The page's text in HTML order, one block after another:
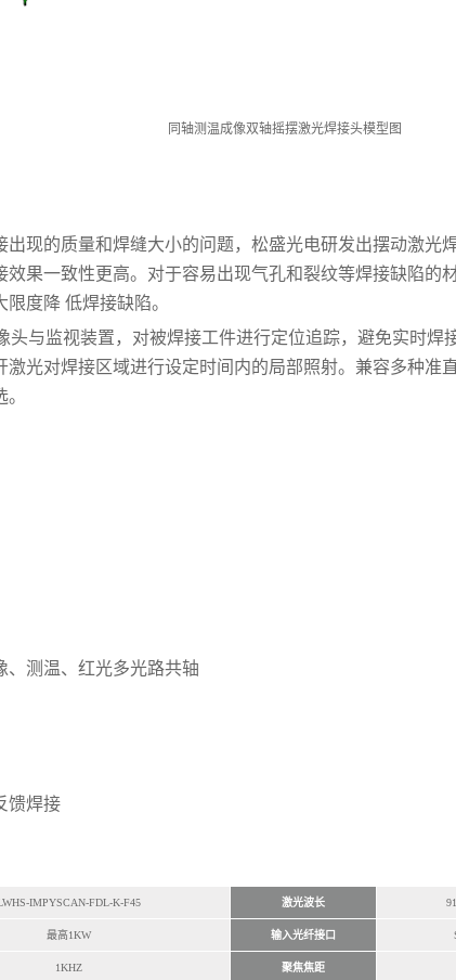
同轴测温成像双轴摇摆激光焊接头模型图
出现的质量和焊缝大小的问题，松盛光电研发出摆动激光
效果一致性更高。对于容易出现气孔和裂纹等焊接缺陷的
度降 低焊接缺陷。
头与监视装置，对被焊接工件进行定位追踪，避免实时焊
激光对焊接区域进行设定时间内的局部照射。兼容多种准
、测温、红光多光路共轴
馈焊接
IMPYSCAN-FDL-K-F45 激光波长
最高1KW 输入光纤接口
1KHZ 聚焦焦距